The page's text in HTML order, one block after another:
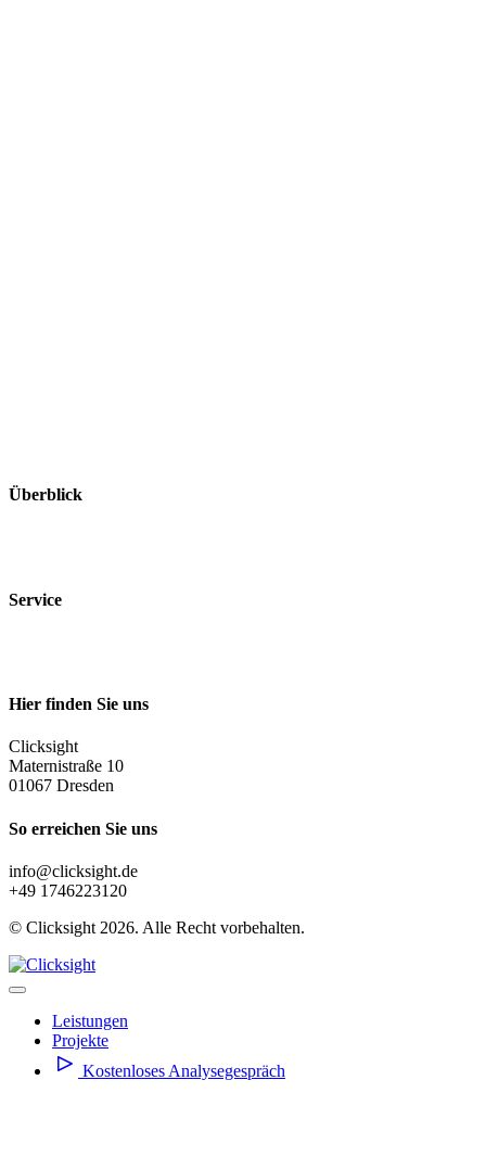
Überblick
Service
Hier finden Sie uns
Clicksight
Maternistraße 10
01067 Dresden
So erreichen Sie uns
info@clicksight.de
+49 1746223120
© Clicksight 2026. Alle Recht vorbehalten.
Leistungen
Projekte
Kostenloses Analysegespräch